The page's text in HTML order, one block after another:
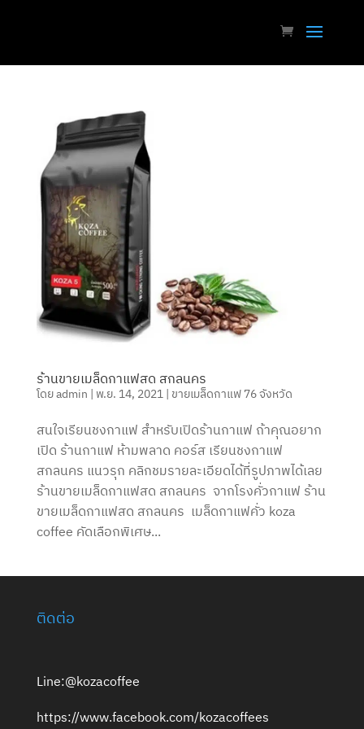
ร้านขายเมล็ดกาแฟสด สกลนคร
โดยadmin | พ.ย. 14, 2021| ขายเมล็ดกาแฟ 76 จังหวัด
สนใจเรียนชงกาแฟ สำหรับเปิดร้านกาแฟ ถ้าคุณอยาก
เปิด ร้านกาแฟ ห้ามพลาด คอร์ส เรียนชงกาแฟ
สกลนคร แนวรุก คลิกชมรายละเอียดได้ที่รูปภาพได้เลย
ร้านขายเมล็ดกาแฟสด สกลนคร จากโรงคั่วกาแฟ ร้าน
ขายเมล็ดกาแฟสด สกลนคร เมล็ดกาแฟคั่ว koza
coffee คัดเลือกพิเศษ...
ติดต่อ
Line:@kozacoffee
https://www.facebook.com/kozacoffees